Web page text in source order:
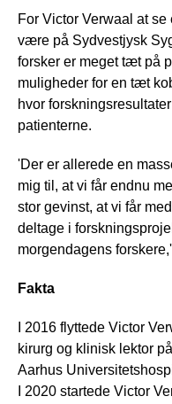
For Victor Verwaal at
være på Sydvestjysk
forsker er meget tæt på
muligheder for en tæt
hvor
patienterne.
'Der er allerede en
mig til, at vi får endnu
stor gevinst, at vi får
deltage i
morgendagens
Fakta
I 2016 flyttede Victor
kirurg og klinisk lektor
Aarhus
I 2020 startede Victor